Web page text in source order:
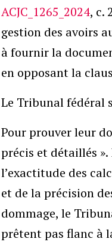
ACJC_1265_2024, c.
gestion des avoirs
à fournir la
en opposant la
Le Tribunal fédéral
Pour prouver leur
précis et détaillés
l’exactitude des
et de la précision
dommage, le
prêtent pas flanc à